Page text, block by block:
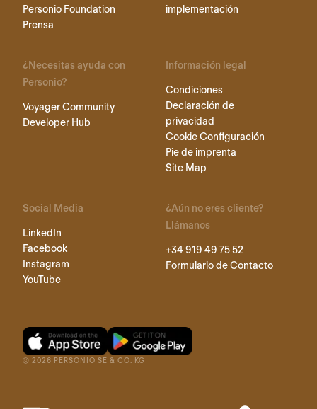
Personio Foundation
Prensa
implementación
¿Necesitas ayuda con
Personio?
Voyager Community
Developer Hub
Información legal
Condiciones
Declaración de
privacidad
Cookie Configuración
Pie de imprenta
Site Map
Social Media
LinkedIn
Facebook
Instagram
YouTube
¿Aún no eres cliente?
Llámanos
+34 919 49 75 52
Formulario de Contacto
© 2026 PERSONIO SE & CO. KG